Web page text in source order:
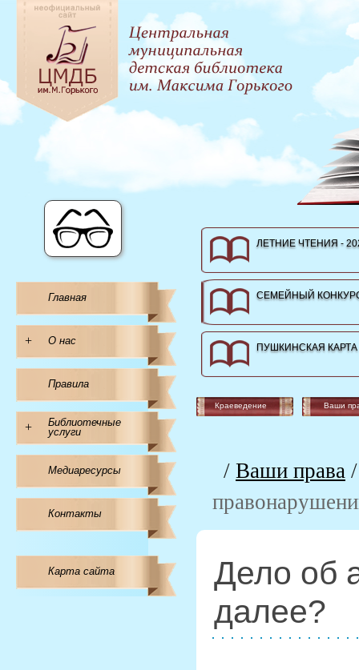
Главная
+ О нас
Правила
+
Библиотечные
услуги
Медиаресурсы
Контакты
Карта сайта
ЛЕТНИЕ ЧТЕНИЯ -
СЕМЕЙНЫЙ
ПУШКИНСКАЯ КАРТА
Краеведение Ваши
/ Ваши права
Дело об
далее?